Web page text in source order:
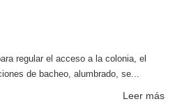
regular el acceso a la colonia, el
de bacheo, alumbrado, se...
Leer más